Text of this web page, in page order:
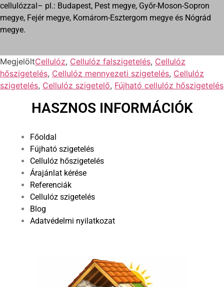
cellulózzal– pl.: Budapest, Pest megye, Győr-Moson-Sopron
megye, Fejér megye, Komárom-Esztergom megye és Nógrád
megye.
MegjelöltCellulóz, Cellulóz falszigetelés, Cellulóz
hőszigetelés, Cellulóz mennyezeti szigetelés, Cellulóz
szigetelés, Cellulóz szigetelő, Fújható cellulóz hőszigetelés
HASZNOS INFORMÁCIÓK
Főoldal
Fújható szigetelés
Cellulóz hőszigetelés
Árajánlat kérése
Referenciák
Cellulóz szigetelés
Blog
Adatvédelmi nyilatkozat